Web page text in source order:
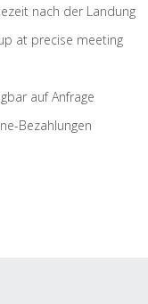
nach der Landung
at precise meeting
auf Anfrage
Bezahlungen